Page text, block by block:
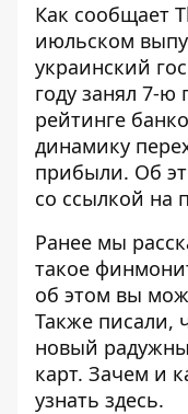
Как сообщает
июльском
украинский
году занял 7-
рейтинге
динамику
прибыли. Об
со ссылкой на
Ранее мы
такое
об этом вы
Также писали,
новый
карт. Зачем и
узнать здесь.